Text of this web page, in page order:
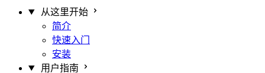
从这里开始
简介
快速入门
安装
用户指南